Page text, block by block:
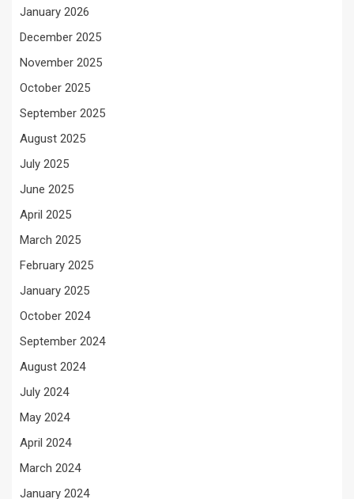
January 2026
December 2025
November 2025
October 2025
September 2025
August 2025
July 2025
June 2025
April 2025
March 2025
February 2025
January 2025
October 2024
September 2024
August 2024
July 2024
May 2024
April 2024
March 2024
January 2024